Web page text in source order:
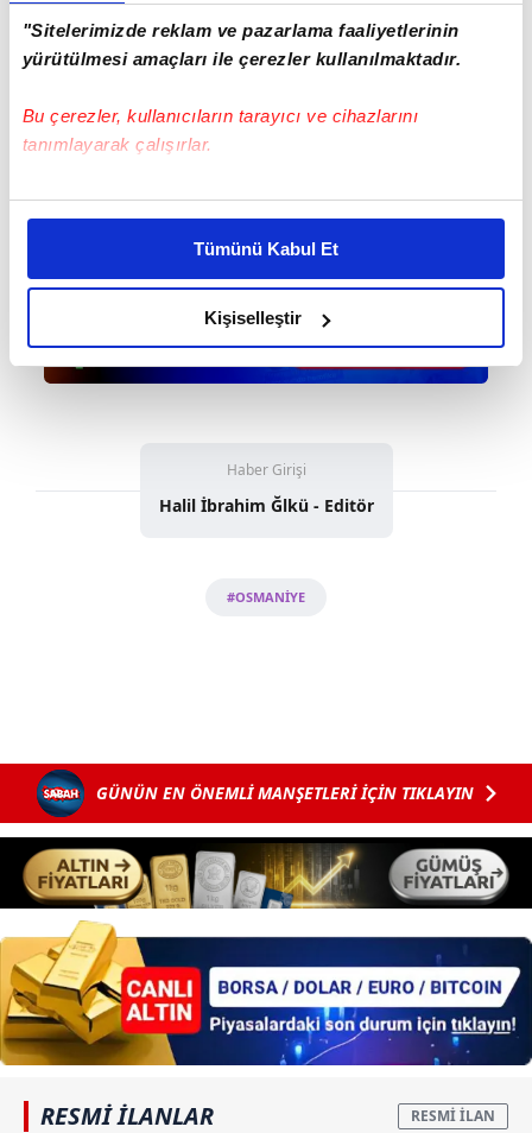
"Sitelerimizde reklam ve pazarlama faaliyetlerinin
yürütülmesi amaçları ile çerezler kullanılmaktadır.
Bu çerezler, kullanıcıların tarayıcı ve cihazlarını
tanımlayarak çalışırlar.
Bu çerezlere izin vermeniz halinde sizlere özel
daha iyi reklam deneyimi yaşatabiliriz. Bunu yaparken
amacımızın size daha iyi bir reklam deneyimi sunmak
olduğunu ve sizlere en iyi içerikleri sunabilmek adına
elimizden gelen çabayı gösterdiğimizi ve bu noktada,
reklamların maliyetlerimizi karşılamak noktasında tek gelir
takdirde, kullanıcılara hedefli reklamlar
gösterilmeyecektir."
Sitemizde kendimize ve üçüncü kişilere ait çerezler
reklam/pazarlama faaliyetlerinin yapılması, amaçlarıyla
sınırlı olarak açık rızanız dahilinde kullanılacaktır.
Çerezlere ilişkin tercihlerinizi aşağıda yer alan panel
vasıtasıyla belirleyebilirsiniz. Çerezlere ilişkin detaylı bilgi
için Ayarlar butonuna tıklayabilir,Çerez Bilgilendirme
Metnimiziziyaret edebilirsiniz.
6698 sayılı Kişisel Verilerin Korunması Kanunu uyarınca
hazırlanmış Aydınlatma Metnimizi okumak ve sitemizde
ilgili mevzuata uygun olarak kullanılan çerezlerle ilgili bilgi
Tümünü Kabul Et
Kişiselleştir
Haber Girişi
Halil İbrahim Ğlkü - Editör
#OSMANİYE
GÜNÜN EN ÖNEMLİ MANŞETLERİ İÇİN TIKLAYIN
RESMİ İLANLAR